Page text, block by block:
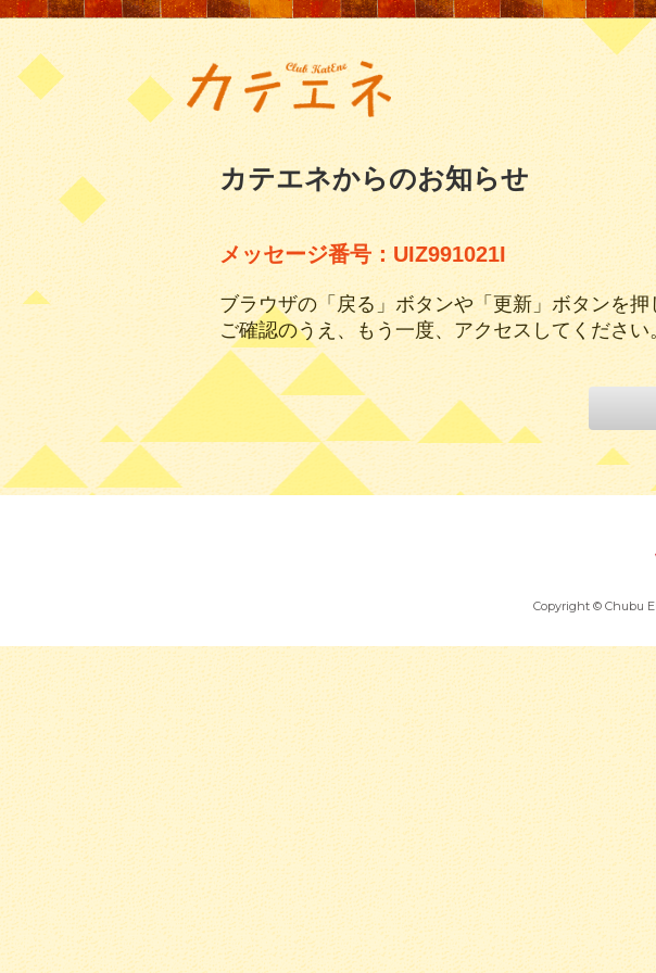
カテエネからのお知らせ
メッセージ番号：UIZ991021I
ブラウザの「戻る」ボタンや「更新」ボタンを
ご確認のうえ、もう一度、アクセスしてください
Copyright © Chubu